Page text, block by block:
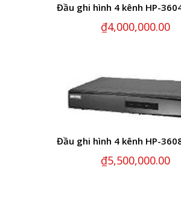
Đầu ghi hình 4 kênh HP-
₫4,000,000.00
Đầu ghi hình 4 kênh HP-
₫5,500,000.00